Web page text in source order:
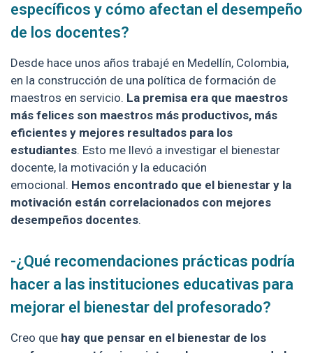
específicos y cómo afectan el desempeño
de los docentes?
Desde hace unos años trabajé en Medellín, Colombia,
en la construcción de una política de formación de
maestros en servicio. La premisa era que maestros
más felices son maestros más productivos, más
eficientes y mejores resultados para los
estudiantes. Esto me llevó a investigar el bienestar
docente, la motivación y la educación
emocional. Hemos encontrado que el bienestar y la
motivación están correlacionados con mejores
desempeños docentes.
-¿Qué recomendaciones prácticas podría
hacer a las instituciones educativas para
mejorar el bienestar del profesorado?
Creo que hay que pensar en el bienestar de los